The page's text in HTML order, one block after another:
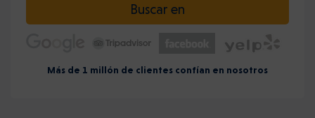
Buscar en
Más de 1 millón de clientes confían en nosotros